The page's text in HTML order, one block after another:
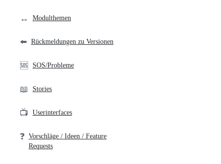
↔️ Modulthemen
⬅️ Rückmeldungen zu Versionen
🆘 SOS/Probleme
📖 Stories
📺 Userinterfaces
❓ Vorschläge / Ideen / Feature
Requests